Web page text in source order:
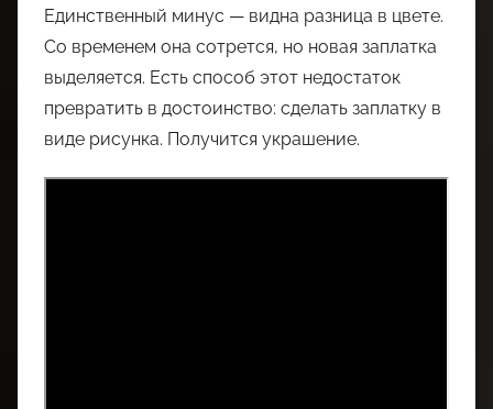
Единственный минус — видна разница в цвете.
Со временем она сотрется, но новая заплатка
выделяется. Есть способ этот недостаток
превратить в достоинство: сделать заплатку в
виде рисунка. Получится украшение.